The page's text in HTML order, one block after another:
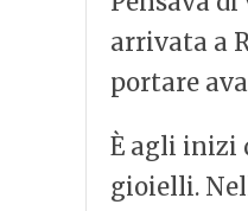
arrivata a
portare
È agli inizi
gioielli.